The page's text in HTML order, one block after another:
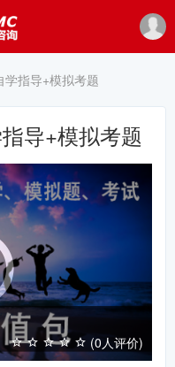
学指导+模拟考题
导+模拟考题
(0人评价)